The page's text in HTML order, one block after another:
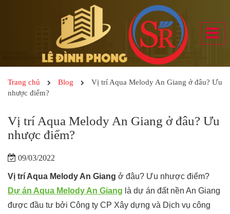
Trang chủ Blog
Vị trí Aqua Melody An Giang ở đâu? Ưu
nhược điểm?
Vị trí Aqua Melody An Giang ở đâu? Ưu
nhược điểm?
09/03/2022
Vị trí Aqua Melody An Giang ở đâu? Ưu nhược điểm?
Dự án Aqua Melody An Giang là dự án đất nền An Giang
được đầu tư bởi Công ty CP Xây dựng và Dịch vụ công